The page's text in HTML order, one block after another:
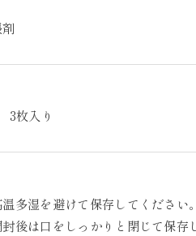
枚入り
多湿を避けて保存してください。
後は口をしっかりと閉じて保存